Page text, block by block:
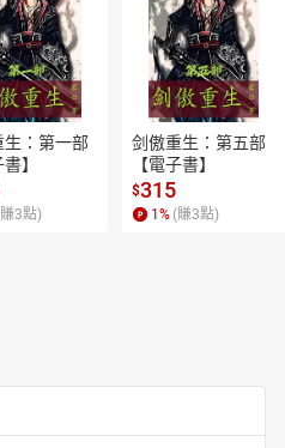
生：第一部
】
3點)
剑傲重生：第五部
【電子書】
$315
1 % (賺3點)